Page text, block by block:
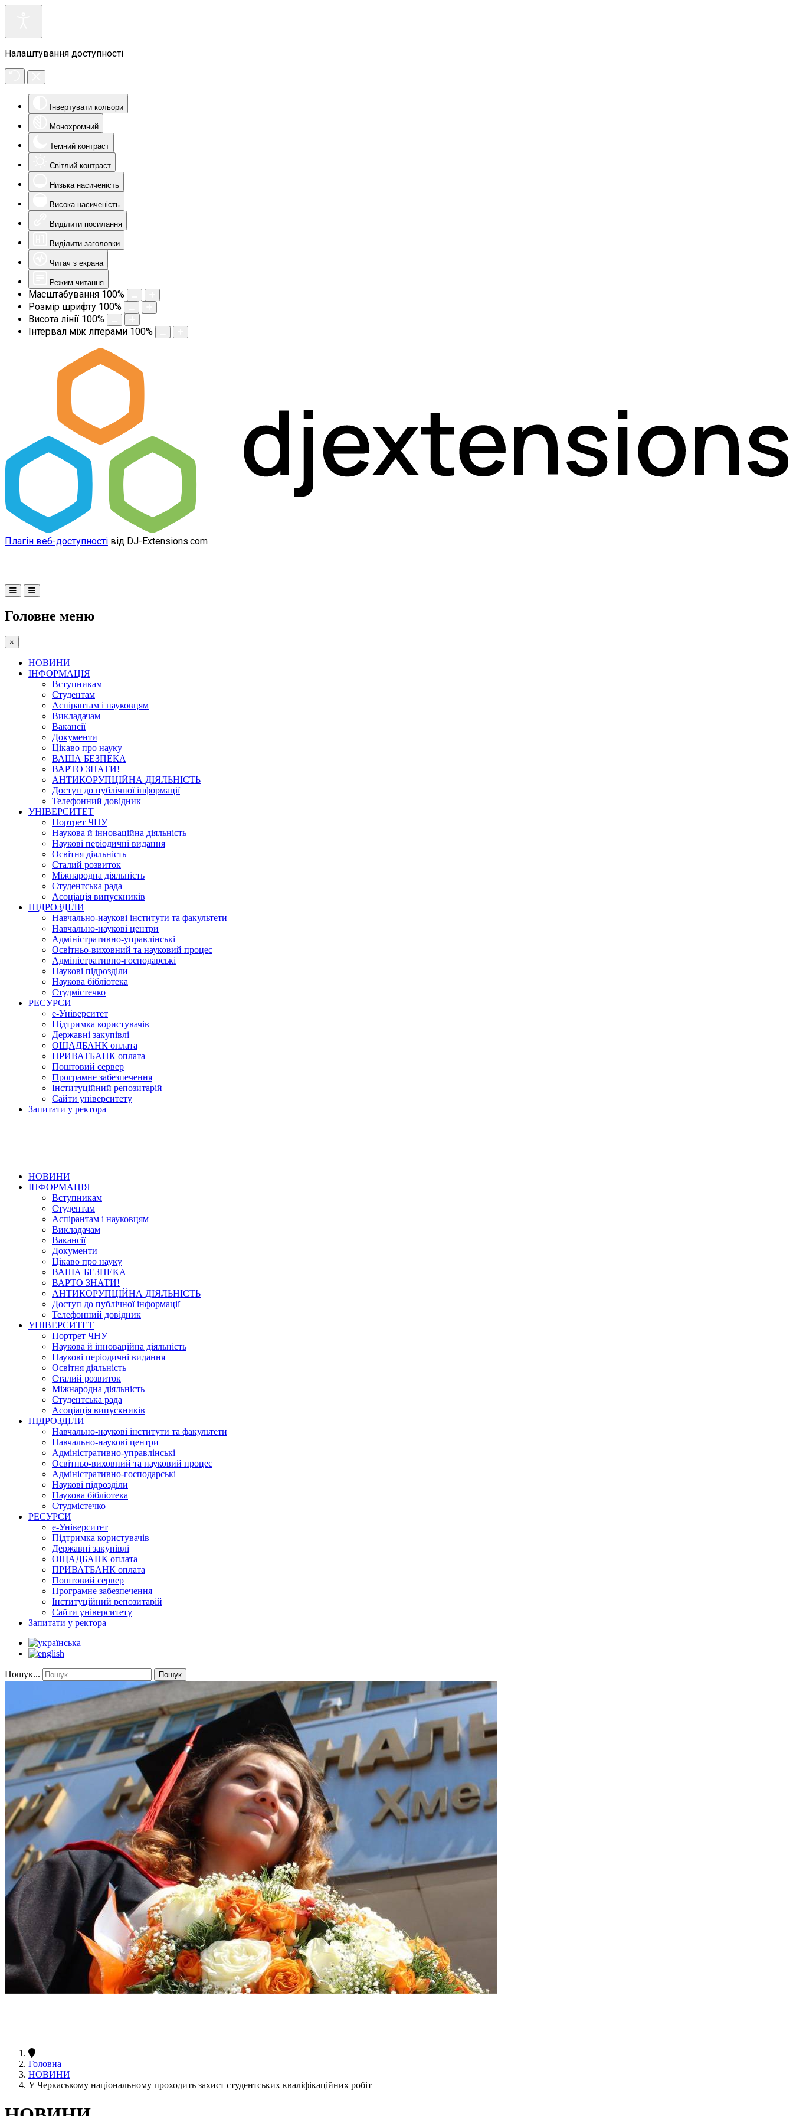
Налаштування доступності
Інвертувати кольори
Монохромний
Темний контраст
Світлий контраст
Низька насиченість
Висока насиченість
Виділити посилання
Виділити заголовки
Читач з екрана
Режим читання
Масштабування 100%
Розмір шрифту 100%
Висота лінії 100%
Інтервал між літерами 100%
Плагін веб-доступності від DJ-Extensions.com
Головне меню
×
НОВИНИ
ІНФОРМАЦІЯ
Вступникам
Студентам
Аспірантам і науковцям
Викладачам
Вакансії
Документи
Цікаво про науку
ВАША БЕЗПЕКА
ВАРТО ЗНАТИ!
АНТИКОРУПЦІЙНА ДІЯЛЬНІСТЬ
Доступ до публічної інформації
Телефонний довідник
УНІВЕРСИТЕТ
Портрет ЧНУ
Наукова й інноваційна діяльність
Наукові періодичні видання
Освітня діяльність
Сталий розвиток
Міжнародна діяльність
Студентська рада
Асоціація випускників
ПІДРОЗДІЛИ
Навчально-наукові інститути та факультети
Навчально-наукові центри
Адміністративно-управлінські
Освітньо-виховний та науковий процес
Адміністративно-господарські
Наукові підрозділи
Наукова бібліотека
Студмістечко
РЕСУРСИ
е-Університет
Підтримка користувачів
Державні закупівлі
ОЩАДБАНК оплата
ПРИВАТБАНК оплата
Поштовий сервер
Програмне забезпечення
Інституційний репозитарій
Сайти університету
Запитати у ректора
НОВИНИ
ІНФОРМАЦІЯ
Вступникам
Студентам
Аспірантам і науковцям
Викладачам
Вакансії
Документи
Цікаво про науку
ВАША БЕЗПЕКА
ВАРТО ЗНАТИ!
АНТИКОРУПЦІЙНА ДІЯЛЬНІСТЬ
Доступ до публічної інформації
Телефонний довідник
УНІВЕРСИТЕТ
Портрет ЧНУ
Наукова й інноваційна діяльність
Наукові періодичні видання
Освітня діяльність
Сталий розвиток
Міжнародна діяльність
Студентська рада
Асоціація випускників
ПІДРОЗДІЛИ
Навчально-наукові інститути та факультети
Навчально-наукові центри
Адміністративно-управлінські
Освітньо-виховний та науковий процес
Адміністративно-господарські
Наукові підрозділи
Наукова бібліотека
Студмістечко
РЕСУРСИ
е-Університет
Підтримка користувачів
Державні закупівлі
ОЩАДБАНК оплата
ПРИВАТБАНК оплата
Поштовий сервер
Програмне забезпечення
Інституційний репозитарій
Сайти університету
Запитати у ректора
Пошук... Пошук
Головна
НОВИНИ
У Черкаському національному проходить захист студентських кваліфікаційних робіт